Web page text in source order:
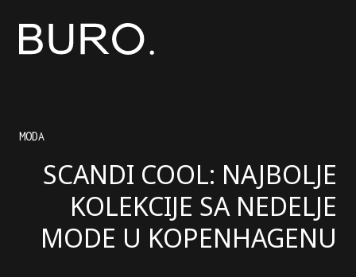
MODA
SCANDI COOL: NAJBOLJE
KOLEKCIJE SA NEDELJE
MODE U KOPENHAGENU